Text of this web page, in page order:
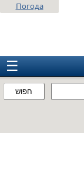
חפוש
Погода
☰